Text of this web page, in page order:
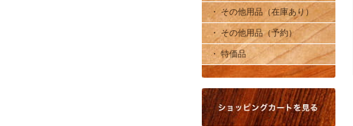
・ その他用品（在庫あり）
・ その他用品（予約）
・ 特価品